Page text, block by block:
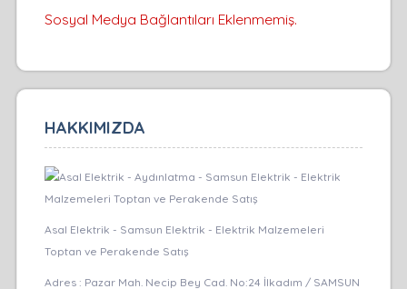
Sosyal Medya Bağlantıları Eklenmemiş.
HAKKIMIZDA
Asal Elektrik - Samsun Elektrik - Elektrik Malzemeleri
Toptan ve Perakende Satış
Adres : Pazar Mah. Necip Bey Cad. No:24 İlkadım / SAMSUN